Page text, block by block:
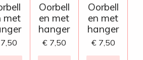
met
Oorbell
en met
hanger
€ 7,50
Oorbell
en met
hanger
€ 7,50